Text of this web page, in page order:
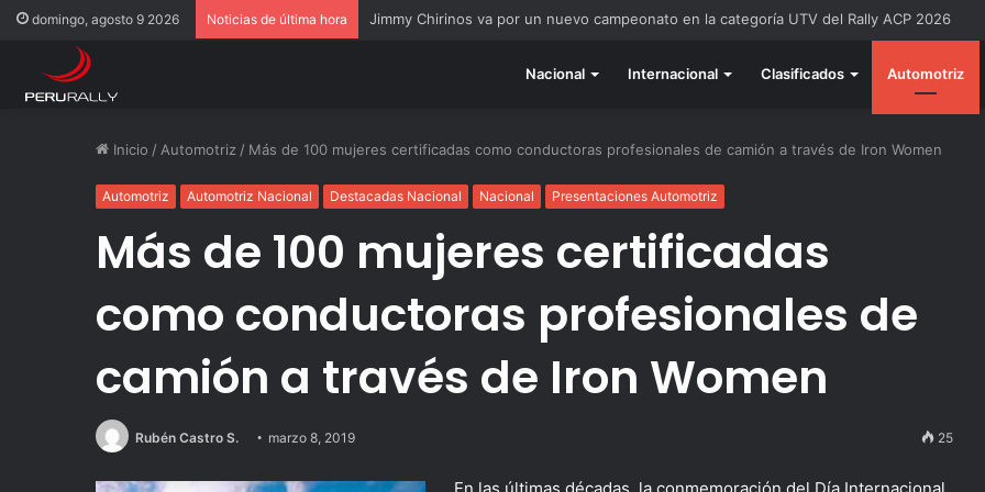
domingo, agosto 9 2026 Noticias de última hora Rally Pisco 2026: todo listo para la gran final del RallyACP
Nacional Internacional Clasificados Automotriz
Inicio / Automotriz / Más de 100 mujeres certificadas como conductoras profesionales de camión a través de Iron Women
Automotriz Automotriz Nacional Destacadas Nacional Nacional Presentaciones Automotriz
Más de 100 mujeres certificadas
como conductoras profesionales de
camión a través de Iron Women
Rubén Castro S. marzo 8, 2019 25